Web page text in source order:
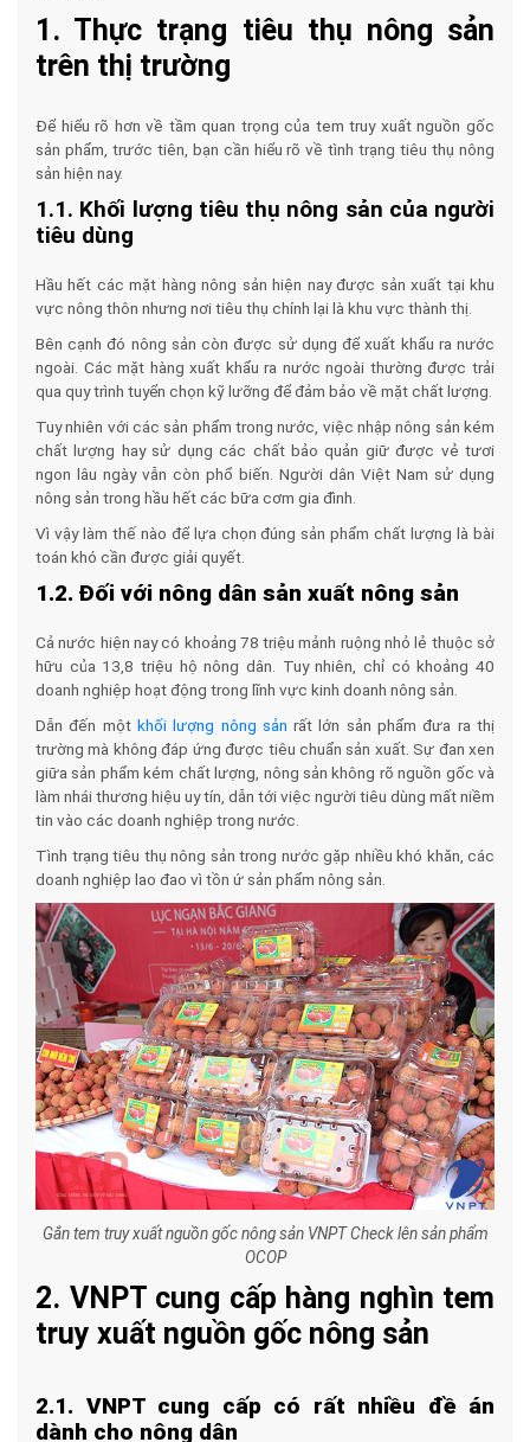
1. Thực trạng tiêu thụ nông sản
trên thị trường
Để hiểu rõ hơn về tầm quan trọng của tem truy xuất nguồn gốc
sản phẩm, trước tiên, bạn cần hiểu rõ về tình trạng tiêu thụ nông
sản hiện nay.
1.1. Khối lượng tiêu thụ nông sản của người
tiêu dùng
Hầu hết các mặt hàng nông sản hiện nay được sản xuất tại khu
vực nông thôn nhưng nơi tiêu thụ chính lại là khu vực thành thị.
Bên cạnh đó nông sản còn được sử dụng để xuất khẩu ra nước
ngoài. Các mặt hàng xuất khẩu ra nước ngoài thường được trải
qua quy trình tuyển chọn kỹ lưỡng để đảm bảo về mặt chất lượng.
Tuy nhiên với các sản phẩm trong nước, việc nhập nông sản kém
chất lượng hay sử dụng các chất bảo quản giữ được vẻ tươi
ngon lâu ngày vẫn còn phổ biến. Người dân Việt Nam sử dụng
nông sản trong hầu hết các bữa cơm gia đình.
Vì vậy làm thế nào để lựa chọn đúng sản phẩm chất lượng là bài
toán khó cần được giải quyết.
1.2. Đối với nông dân sản xuất nông sản
Cả nước hiện nay có khoảng 78 triệu mảnh ruộng nhỏ lẻ thuộc sở
hữu của 13,8 triệu hộ nông dân. Tuy nhiên, chỉ có khoảng 40
doanh nghiệp hoạt động trong lĩnh vực kinh doanh nông sản.
Dẫn đến một khối lượng nông sản rất lớn sản phẩm đưa ra thị
trường mà không đáp ứng được tiêu chuẩn sản xuất. Sự đan xen
giữa sản phẩm kém chất lượng, nông sản không rõ nguồn gốc và
làm nhái thương hiệu uy tín, dẫn tới việc người tiêu dùng mất niềm
tin vào các doanh nghiệp trong nước.
Tình trạng tiêu thụ nông sản trong nước gặp nhiều khó khăn, các
doanh nghiệp lao đao vì tồn ứ sản phẩm nông sản.
Gắn tem truy xuất nguồn gốc nông sản VNPT Check lên sản phẩm
OCOP
2. VNPT cung cấp hàng nghìn tem
truy xuất nguồn gốc nông sản
2.1. VNPT cung cấp có rất nhiều đề án
dành cho nông dân